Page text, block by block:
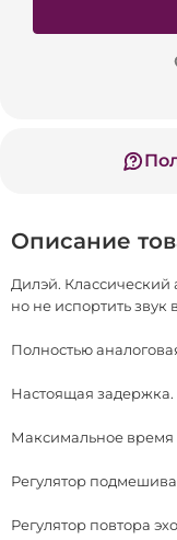
Описание
Дилэй. Классический
но не испортить звук
Полностью
Настоящая задержка.
Максимальное время
Регулятор
Регулятор повтора